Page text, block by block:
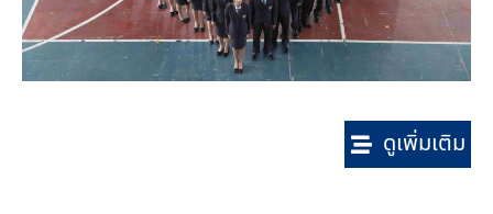
ดูเพิ่มเติม